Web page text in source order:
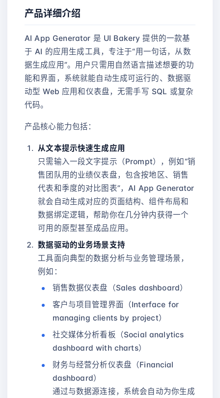
产品详细介绍
AI App Generator 是 UI Bakery 提供的一款基
于 AI 的应用生成工具，专注于“用一句话，从数
据生成应用”。用户只需用自然语言描述想要的功
能和界面，系统就能自动生成可运行的、数据驱
动型 Web 应用和仪表盘，无需手写 SQL 或复杂
代码。
产品核心能力包括：
从文本提示快速生成应用
只需输入一段文字提示（Prompt），例如“销
售团队用的业绩仪表盘，包含按地区、销售
代表和季度的对比图表”，AI App Generator
就会自动生成对应的页面结构、组件布局和
数据绑定逻辑，帮助你在几分钟内获得一个
可用的原型甚至成品应用。
数据驱动的业务场景支持
工具面向典型的数据分析与业务管理场景，
例如：
销售数据仪表盘（Sales dashboard）
客户与项目管理界面（Interface for
managing clients by project）
社交媒体分析看板（Social analytics
dashboard with charts）
财务与经营分析仪表盘（Financial
dashboard）
通过与数据源连接，系统会自动为你生成